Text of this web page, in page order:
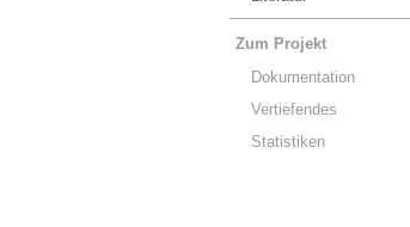
Zum Projekt
Dokumentation
Vertiefendes
Statistiken